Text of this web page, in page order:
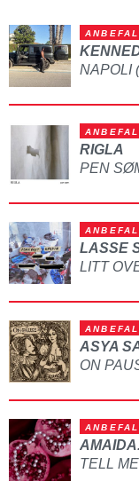
RIGLA
PEN
LASSE
LITT
ASYA
ON
AMAIDA.